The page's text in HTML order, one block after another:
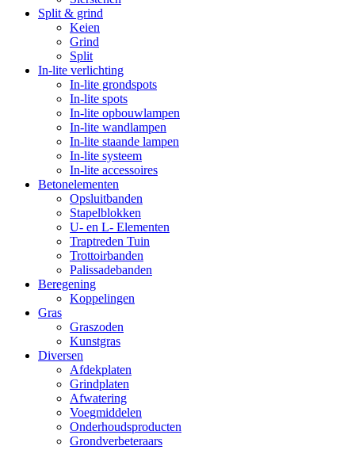
Split & grind
Keien
Grind
Split
In-lite verlichting
In-lite grondspots
In-lite spots
In-lite opbouwlampen
In-lite wandlampen
In-lite staande lampen
In-lite systeem
In-lite accessoires
Betonelementen
Opsluitbanden
Stapelblokken
U- en L- Elementen
Traptreden Tuin
Trottoirbanden
Palissadebanden
Beregening
Koppelingen
Gras
Graszoden
Kunstgras
Diversen
Afdekplaten
Grindplaten
Afwatering
Voegmiddelen
Onderhoudsproducten
Grondverbeteraars